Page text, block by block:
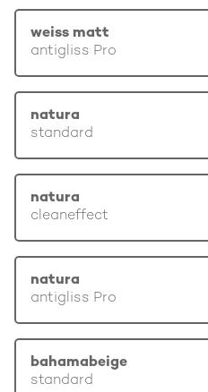
weiss matt
antigliss Pro
natura
standard
natura
cleaneffect
natura
antigliss Pro
bahamabeige
standard